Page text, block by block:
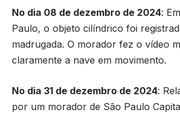
No dia 08 de dezembro de 2024:
Paulo, o objeto cilíndrico foi
madrugada. O morador fez o vídeo
claramente a nave em movimento.
No dia 31 de dezembro de 2024:
por um morador de São Paulo